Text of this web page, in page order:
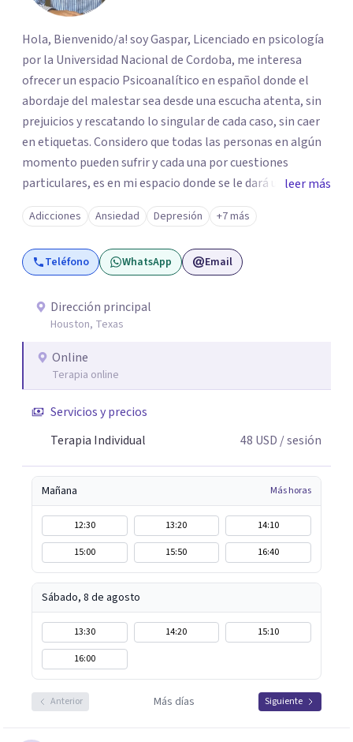
Hola, Bienvenido/a! soy Gaspar, Licenciado en psicología
por la Universidad Nacional de Cordoba, me interesa
ofrecer un espacio Psicoanalítico en español donde el
abordaje del malestar sea desde una escucha atenta, sin
prejuicios y rescatando lo singular de cada caso, sin caer
en etiquetas. Considero que todas las personas en algún
momento pueden sufrir y cada una por cuestiones
particulares, es en mi espacio donde se le dará un lugar a
esas cuestiones singulares de cada uno, para luego
generar cambios. Soy una persona en constante
formación, actualmente curso seminarios, una
especialización en psicoanálisis y también investigo.
leer más
Adicciones Ansiedad Depresión +7 más
Teléfono WhatsApp Email
Dirección principal
Houston, Texas
Online
Terapia online
Servicios y precios
Terapia Individual
48 USD / sesión
Mañana Más horas
12:30 13:20
14:10
15:00
15:50 16:40
Sábado, 8 de agosto
13:30 14:20
15:10
16:00
Anterior Más días Siguiente